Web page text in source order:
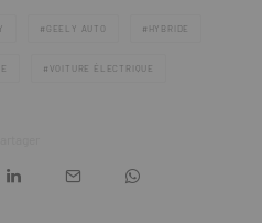
GEELY AUTO HYBRIDE
VOITURE ÉLECTRIQUE